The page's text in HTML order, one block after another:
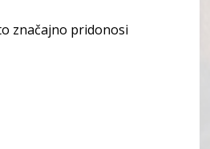
značajno pridonosi